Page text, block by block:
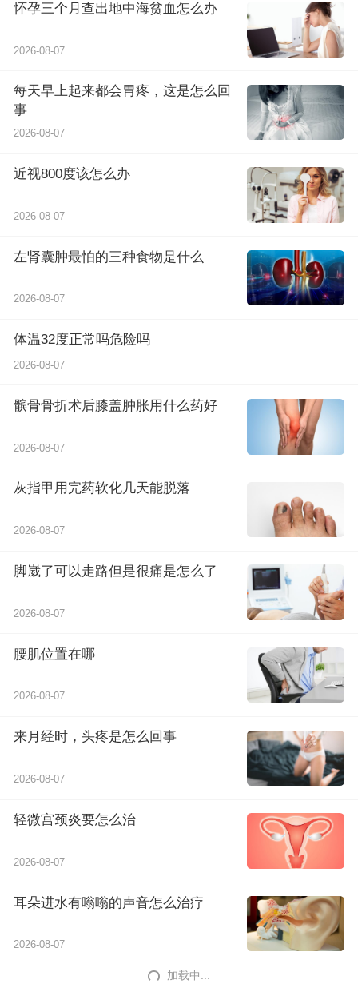
怀孕三个月查出地中海贫血怎么办
2026-08-07
每天早上起来都会胃疼，这是怎么回
事
2026-08-07
近视800度该怎么办
2026-08-07
左肾囊肿最怕的三种食物是什么
2026-08-07
体温32度正常吗危险吗
2026-08-07
髌骨骨折术后膝盖肿胀用什么药好
2026-08-07
灰指甲用完药软化几天能脱落
2026-08-07
脚崴了可以走路但是很痛是怎么了
2026-08-07
腰肌位置在哪
2026-08-07
来月经时，头疼是怎么回事
2026-08-07
轻微宫颈炎要怎么治
2026-08-07
耳朵进水有嗡嗡的声音怎么治疗
2026-08-07
加载中...